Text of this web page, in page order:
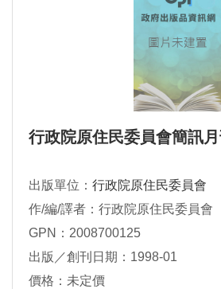
行政院原住民委員會簡訊月
出版單位： 行政院原住民委員會
作/編/譯者：行政院原住民委員會
GPN：2008700125
出版／創刊日期：1998-01
價格：未定價